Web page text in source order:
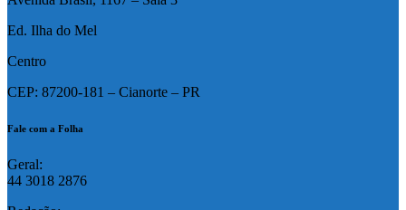
Ed. Ilha do Mel
Centro
CEP: 87200-181 – Cianorte – PR
Fale com a Folha
Geral:
44 3018 2876